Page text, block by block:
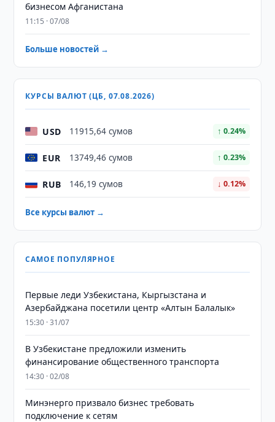
бизнесом Афганистана
11:15 · 07/08
Больше новостей →
КУРСЫ ВАЛЮТ (ЦБ, 07.08.2026)
USD 11915,64 сумов ↑ 0.24%
EUR 13749,46 сумов ↑ 0.23%
RUB 146,19 сумов ↓ 0.12%
Все курсы валют →
САМОЕ ПОПУЛЯРНОЕ
Первые леди Узбекистана, Кыргызстана и
Азербайджана посетили центр «Алтын Балалык»
15:30 · 31/07
В Узбекистане предложили изменить
финансирование общественного транспорта
14:30 · 02/08
Минэнерго призвало бизнес требовать
подключение к сетям